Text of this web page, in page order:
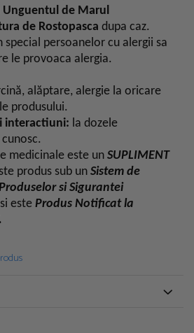
Unguentul de Marul
de Rostopasca dupa caz.
special persoanelor cu alergii sa
le provoaca alergia.
alăptare, alergie la oricare
produsului.
interactiuni: la dozele
medicinale este un SUPLIMENT
produs sub un Sistem de
si Sigurantei
si este Produs Notificat la